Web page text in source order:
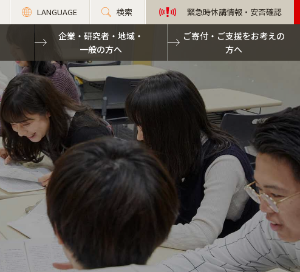
LANGUAGE 検索 緊急時休講情報・安否確認
企業・研究者・地域・
一般の方へ
ご寄付・ご支援をお考えの
方へ